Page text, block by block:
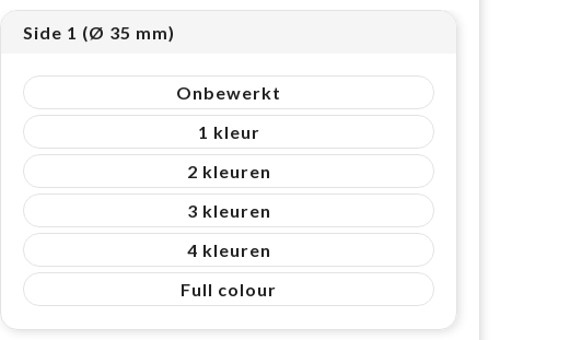
Side 1 (Ø 35 mm)
Onbewerkt
1
2
3
4
Full colour